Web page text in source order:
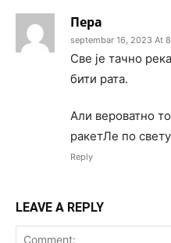
Пера
septembar 16, 2023 At
Све је тачно
бити рата.
Али вероватно
ракетЛе по
Reply
LEAVE A REPLY